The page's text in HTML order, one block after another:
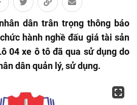
dân trân trọng thông báo
hành nghề đấu giá tài sản
04 xe ô tô đã qua sử dụng do
dân quản lý, sử dụng.